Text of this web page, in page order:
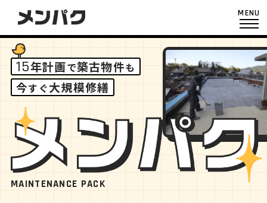
MENU
15年計画で築古物件も
今すぐ大規模修繕
MAINTENANCE PACK